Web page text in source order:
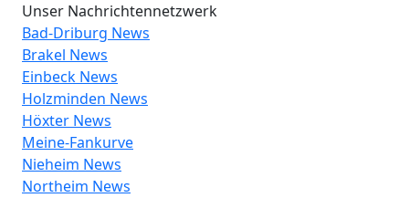
Unser Nachrichtennetzwerk
Bad-Driburg News
Brakel News
Einbeck News
Holzminden News
Höxter News
Meine-Fankurve
Nieheim News
Northeim News